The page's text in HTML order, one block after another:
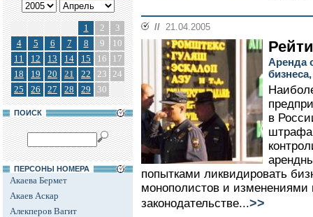
1 2
3
4
5 6 7 8 9
10
11
12 13 14 15 16
17
18
19 20 21 22 23 24
25
26 27 28 29 30
ПОИСК
ПЕРСОНЫ НОМЕРА
Акаева Бермет
Акаев Аскар
Алекперов Вагит
// 21.04.2005
Аренда
в
попытками ликвидировать
монополистов и изменениями
законодательстве...>>